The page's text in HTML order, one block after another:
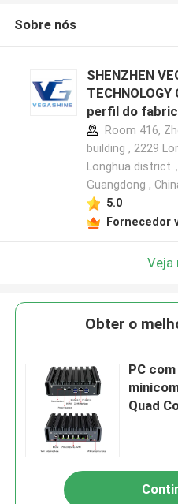
Sobre nós
SHENZHEN
TECHNOLOGY
perfil do
Room 416,
building , 2229
Longhua district
Guangdong ,
5.0
Fornecedor
Veja
Obter o
PC
Quad